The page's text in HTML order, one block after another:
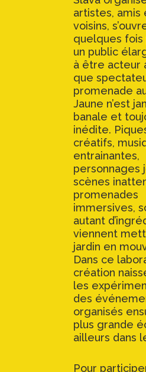
artistes, amis
voisins,
quelques fois
un public
à être acteur
que
promenade
Jaune n’est
banale et
inédite.
créatifs,
entrainantes,
personnages
scènes
promenades
immersives,
autant
viennent
jardin en
Dans ce
création
les
des
organisés
plus grande
ailleurs dans
Pour